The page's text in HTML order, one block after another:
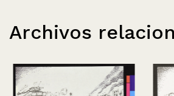
Archivos